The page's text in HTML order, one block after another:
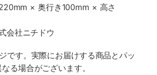
× 奥行き100mm × 高さ
会社ニチドウ
です。実際にお届けする商品とパッ
る場合がございます。